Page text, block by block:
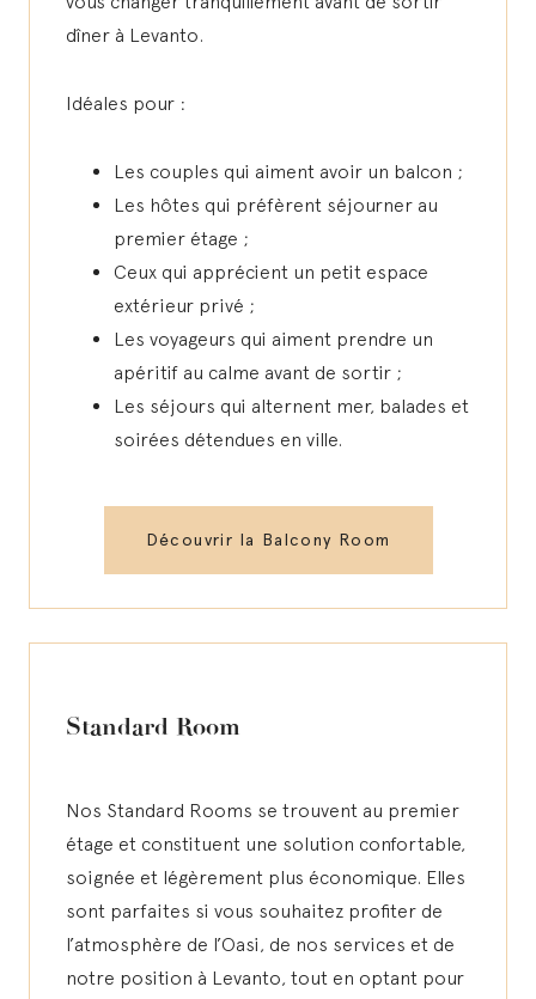
dîner à Levanto.
Idéales pour :
Les couples qui aiment avoir un balcon ;
Les hôtes qui préfèrent séjourner au
premier étage ;
Ceux qui apprécient un petit espace
extérieur privé ;
Les voyageurs qui aiment prendre un
apéritif au calme avant de sortir ;
Les séjours qui alternent mer, balades et
soirées détendues en ville.
Découvrir la Balcony Room
Standard Room
Nos Standard Rooms se trouvent au premier
étage et constituent une solution confortable,
soignée et légèrement plus économique. Elles
sont parfaites si vous souhaitez profiter de
l’atmosphère de l’Oasi, de nos services et de
notre position à Levanto, tout en optant pour